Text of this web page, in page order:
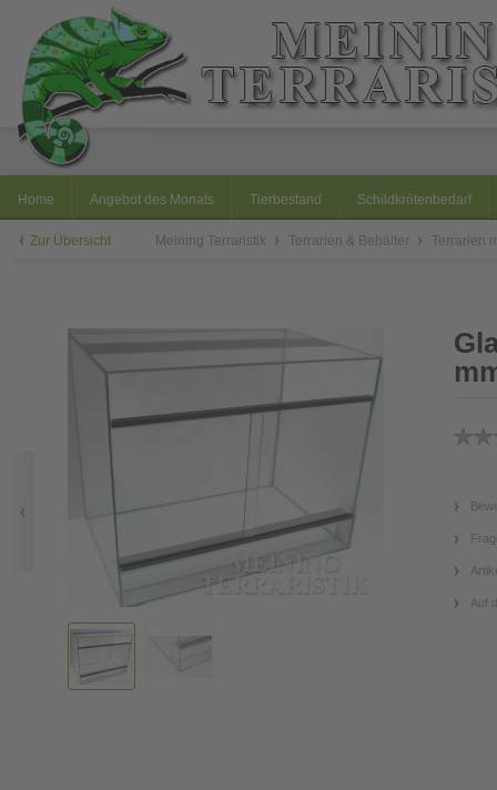
Home Angebot des Monats Tierbestand Schildkrötenbedarf
Zur Übersicht Meining Terraristik Terrarien & Behälter Terrarien
Auf